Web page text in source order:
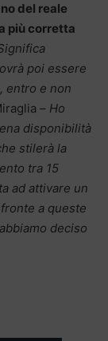
del reale
più corretta
poi essere
entro e non
– Ho
disponibilità
stilerà la
tra 15
ad attivare un
a queste
deciso